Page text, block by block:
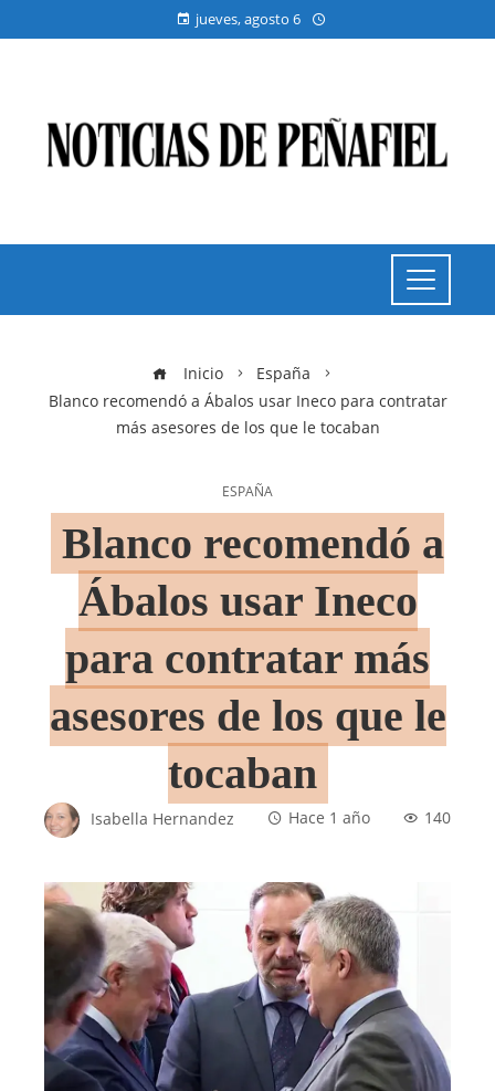
jueves, agosto 6
Inicio
España
Blanco recomendó a Ábalos usar Ineco para contratar
más asesores de los que le tocaban
ESPAÑA
Blanco recomendó a
Ábalos usar Ineco
para contratar más
asesores de los que le
tocaban
Isabella Hernandez Hace 1 año 140